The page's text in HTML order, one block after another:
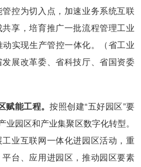
控为切入点，加速业务系统互联
享，培育推广一批流程管理工业
实现生产管控一体化。（省工业
展改革委、省科技厅、省国资委
赋能工程。按照创建“五好园区”要
业园区和产业集聚区数字化转型。
工业互联网一体化进园区活动，重
台、应用进园区，推动园区要素